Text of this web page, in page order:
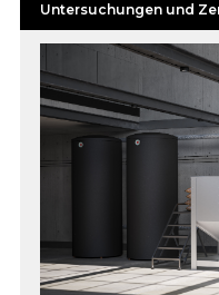
Untersuchungen und